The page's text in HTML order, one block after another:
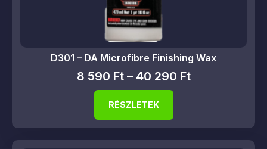
D301 – DA Microfibre Finishing Wax
8 590 Ft – 40 290 Ft
RÉSZLETEK